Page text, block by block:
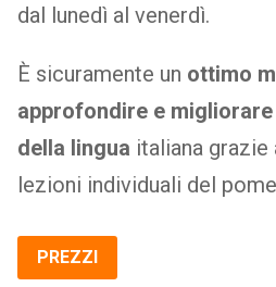
dal lunedì al venerdì.
È sicuramente un ottimo
approfondire e
della lingua italiana
lezioni individuali del
PREZZI